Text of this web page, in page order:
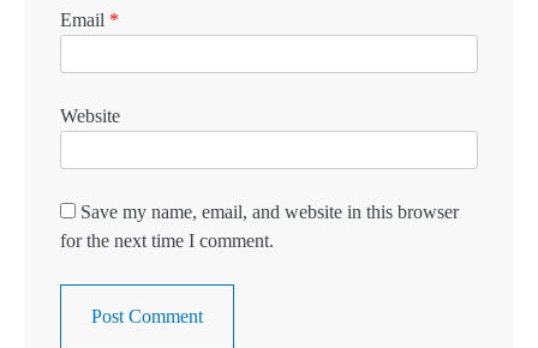
Email *
Website
Save my name, email, and website in this browser
for the next time I comment.